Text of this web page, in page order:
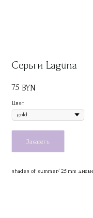
Серьги Laguna
75 BYN
Цвет
Заказать
shades of summer/ 25 mm